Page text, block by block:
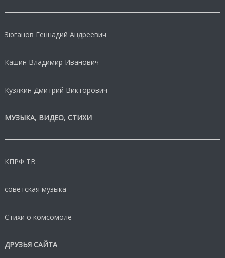
Зюганов Геннадий Андреевич
Кашин Владимир Иванович
Кузякин Дмитрий Викторович
МУЗЫКА, ВИДЕО, СТИХИ
КПРФ ТВ
советская музыка
Стихи о комсомоле
ДРУЗЬЯ САЙТА